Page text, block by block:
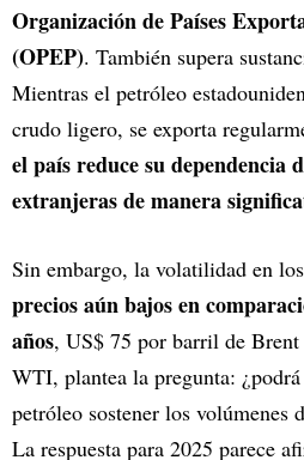
Organización de Países
(OPEP). También supera
Mientras el petróleo
crudo ligero, se exporta
el país reduce su dependencia
extranjeras de manera
Sin embargo, la volatilidad en
precios aún bajos en
años, US$ 75 por barril de
WTI, plantea la pregunta:
petróleo sostener los volúmenes
La respuesta para 2025 parece